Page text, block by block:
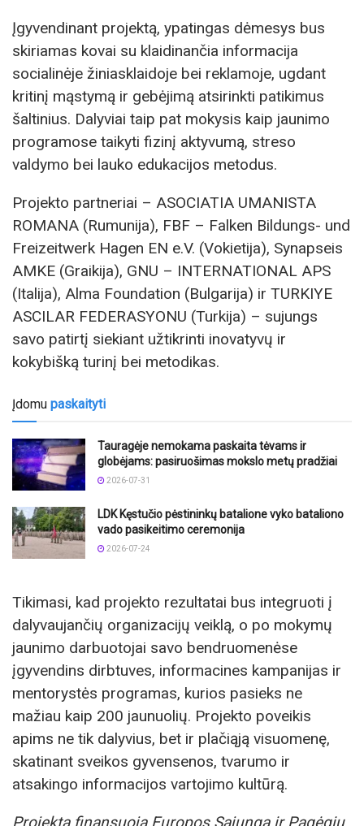
Įgyvendinant projektą, ypatingas dėmesys bus
skiriamas kovai su klaidinančia informacija
socialinėje žiniasklaidoje bei reklamoje, ugdant
kritinį mąstymą ir gebėjimą atsirinkti patikimus
šaltinius. Dalyviai taip pat mokysis kaip jaunimo
programose taikyti fizinį aktyvumą, streso
valdymo bei lauko edukacijos metodus.
Projekto partneriai – ASOCIATIA UMANISTA
ROMANA (Rumunija), FBF – Falken Bildungs- und
Freizeitwerk Hagen EN e.V. (Vokietija), Synapseis
AMKE (Graikija), GNU – INTERNATIONAL APS
(Italija), Alma Foundation (Bulgarija) ir TURKIYE
ASCILAR FEDERASYONU (Turkija) – sujungs
savo patirtį siekiant užtikrinti inovatyvų ir
kokybišką turinį bei metodikas.
Įdomu paskaityti
Tauragėje nemokama paskaita tėvams ir
globėjams: pasiruošimas mokslo metų pradžiai
2026-07-31
LDK Kęstučio pėstininkų batalione vyko bataliono
vado pasikeitimo ceremonija
2026-07-24
Tikimasi, kad projekto rezultatai bus integruoti į
dalyvaujančių organizacijų veiklą, o po mokymų
jaunimo darbuotojai savo bendruomenėse
įgyvendins dirbtuves, informacines kampanijas ir
mentorystės programas, kurios pasieks ne
mažiau kaip 200 jaunuolių. Projekto poveikis
apims ne tik dalyvius, bet ir plačiąją visuomenę,
skatinant sveikos gyvensenos, tvarumo ir
atsakingo informacijos vartojimo kultūrą.